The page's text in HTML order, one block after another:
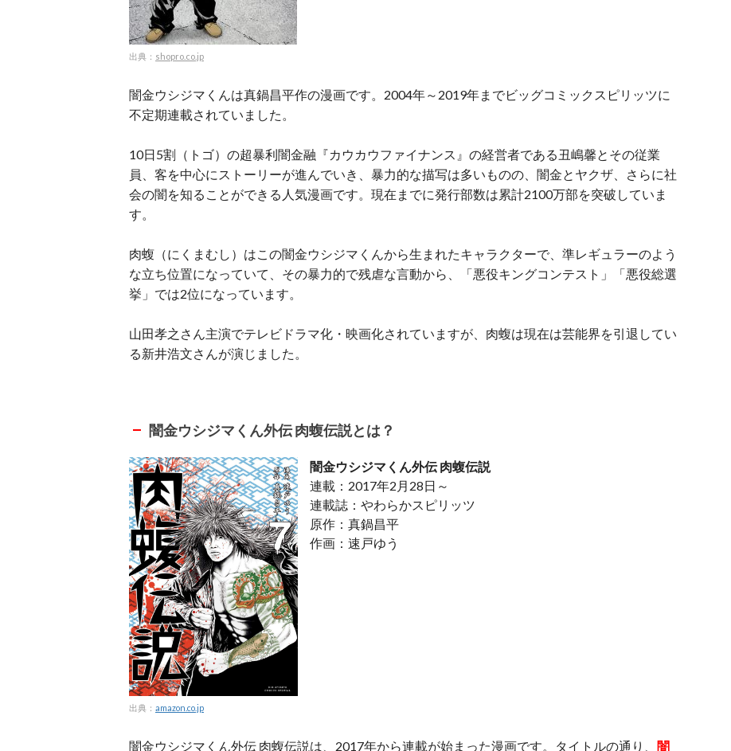
出典： shopro.co.jp
闇金ウシジマくんは真鍋昌平作の漫画です。2004年～2019年までビッグコミックスピリッツに
不定期連載されていました。
10日5割（トゴ）の超暴利闇金融『カウカウファイナンス』の経営者である丑嶋馨とその従業
員、客を中心にストーリーが進んでいき、暴力的な描写は多いものの、闇金とヤクザ、さらに社
会の闇を知ることができる人気漫画です。現在までに発行部数は累計2100万部を突破していま
す。
肉蝮（にくまむし）はこの闇金ウシジマくんから生まれたキャラクターで、準レギュラーのよう
な立ち位置になっていて、その暴力的で残虐な言動から、「悪役キングコンテスト」「悪役総選
挙」では2位になっています。
山田孝之さん主演でテレビドラマ化・映画化されていますが、肉蝮は現在は芸能界を引退してい
る新井浩文さんが演じました。
闇金ウシジマくん外伝 肉蝮伝説とは？
出典： amazon.co.jp
闇金ウシジマくん外伝 肉蝮伝説
連載：2017年2月28日～
連載誌：やわらかスピリッツ
原作：真鍋昌平
作画：速戸ゆう
闇金ウシジマくん外伝 肉蝮伝説は、2017年から連載が始まった漫画です。タイトルの通り、 闇